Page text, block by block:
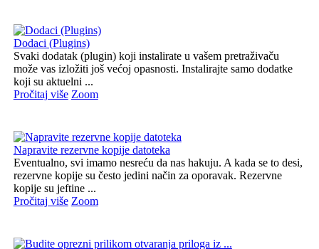
Dodaci (Plugins)
Svaki dodatak (plugin) koji instalirate u vašem pretraživaču
može vas izložiti još većoj opasnosti. Instalirajte samo dodatke
koji su aktuelni ...
Pročitaj više Zoom
Napravite rezervne kopije datoteka
Eventualno, svi imamo nesreću da nas hakuju. A kada se to desi,
rezervne kopije su često jedini način za oporavak. Rezervne
kopije su jeftine ...
Pročitaj više Zoom